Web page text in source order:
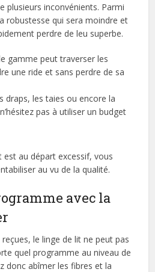
plusieurs inconvénients. Parmi
robustesse qui sera moindre et
perdre de leu superbe.
gamme peut traverser les
une ride et sans perdre de sa
draps, les taies ou encore la
pas à utiliser un budget
est au départ excessif, vous
au vu de la qualité.
avec la
le linge de lit ne peut pas
quel programme au niveau de
donc abîmer les fibres et la